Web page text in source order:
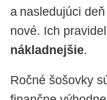
a nasledujúci
nové. Ich
nákladnejšie.
Ročné šošovky